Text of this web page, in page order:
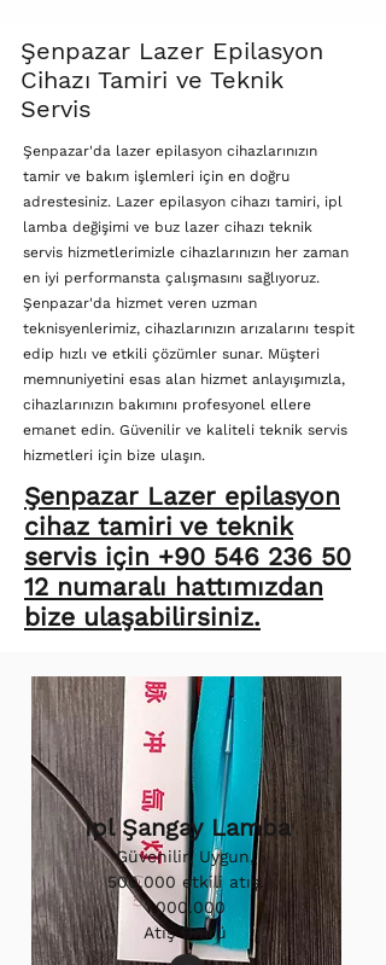
Şenpazar Lazer Epilasyon
Cihazı Tamiri ve Teknik
Servis
Şenpazar'da lazer epilasyon cihazlarınızın
tamir ve bakım işlemleri için en doğru
adrestesiniz. Lazer epilasyon cihazı tamiri, ipl
lamba değişimi ve buz lazer cihazı teknik
servis hizmetlerimizle cihazlarınızın her zaman
en iyi performansta çalışmasını sağlıyoruz.
Şenpazar'da hizmet veren uzman
teknisyenlerimiz, cihazlarınızın arızalarını tespit
edip hızlı ve etkili çözümler sunar. Müşteri
memnuniyetini esas alan hizmet anlayışımızla,
cihazlarınızın bakımını profesyonel ellere
emanet edin. Güvenilir ve kaliteli teknik servis
hizmetleri için bize ulaşın.
Şenpazar Lazer epilasyon
cihaz tamiri ve teknik
servis için +90 546 236 50
12 numaralı hattımızdan
bize ulaşabilirsiniz.
Ipl Şangay Lamba
Güvenilir, Uygun,
500.000 etkili atış.
1.000.000
Atış Ömrü